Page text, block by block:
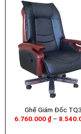
Ghế Giám Đốc
6.760.000 ₫ –